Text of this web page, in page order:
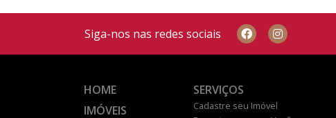
Siga-nos nas redes sociais
HOME
IMÓVEIS
SERVIÇOS
Cadastre seu Imóvel